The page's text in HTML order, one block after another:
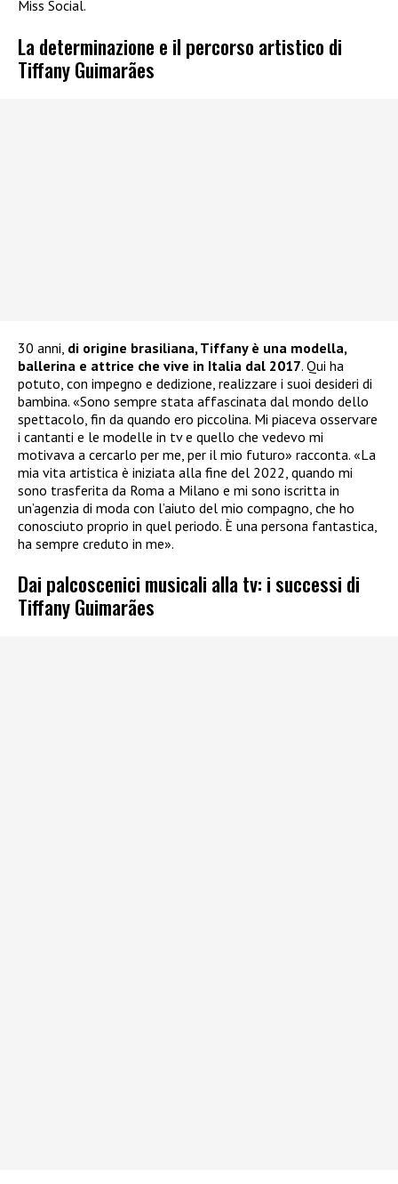
Miss Social.
La determinazione e il percorso artistico di
Tiffany Guimarães
30 anni, di origine brasiliana, Tiffany è una modella,
ballerina e attrice che vive in Italia dal 2017. Qui ha
potuto, con impegno e dedizione, realizzare i suoi desideri di
bambina. «Sono sempre stata affascinata dal mondo dello
spettacolo, fin da quando ero piccolina. Mi piaceva osservare
i cantanti e le modelle in tv e quello che vedevo mi
motivava a cercarlo per me, per il mio futuro» racconta. «La
mia vita artistica è iniziata alla fine del 2022, quando mi
sono trasferita da Roma a Milano e mi sono iscritta in
un’agenzia di moda con l’aiuto del mio compagno, che ho
conosciuto proprio in quel periodo. È una persona fantastica,
ha sempre creduto in me».
Dai palcoscenici musicali alla tv: i successi di
Tiffany Guimarães